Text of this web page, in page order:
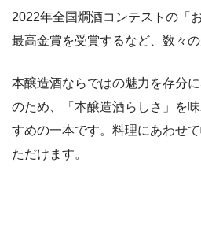
2022年全国燗酒コンテストの「
最高金賞を受賞するなど、数々
本醸造酒ならではの魅力を存分
のため、「本醸造酒らしさ」を
すめの一本です。料理にあわせ
ただけます。